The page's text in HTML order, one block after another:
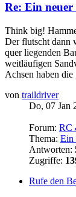
Re: Ein
Think big!
Der flutscht dann
quer liegenden
weitläufigen
Achsen haben
von traildriver
Do, 07 Jan
Forum: RC
Thema: Ein
Antworten:
Zugriffe:
Rufe den